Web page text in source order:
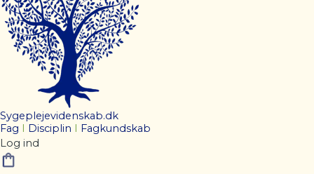
Sygeplejevidenskab.dk
Fag
Disciplin
Fagkundskab
Log ind